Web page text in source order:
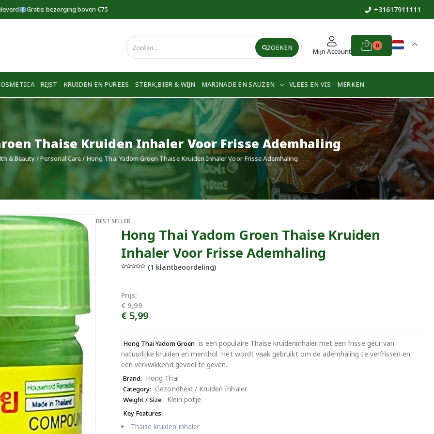
Gratis bezorging boven €75 +31617911111
ZOEKEN Mijn Account
0
RIJST KRUIDEN EN PUREES STERK,BIER & WIJN MARINADE EN SAUZEN VLEES EN VIS MERKEN
Thaise Kruiden Inhaler Voor Frisse Ademhaling
& Beauty/Personal Care/ Hong Thai Yadom Groen Thaise Kruiden Inhaler Voor Frisse Ademhaling
BEST SELLER
Hong Thai Yadom Groen Thaise Kruiden
Inhaler Voor Frisse Ademhaling
d
e
er
d
1.
0
0
e
b
a
s
er
d
p
kl
a
n
w
d
er
g
(1 klantbeoordeling)
Prijs:
€9,99
Oorspronkelijke
€ 9,99.
€5,99Huidige
€ 5,99.
Hong Thai Yadom Groen is een populaire Thaise kruideninhaler met een frisse geur van
natuurlijke kruiden en menthol. Het wordt vaak gebruikt om de ademhaling te verfrissen en
een verkwikkend gevoel te geven.
Brand: Hong Thai
Category: Gezondheid / Kruiden Inhaler
Weight / Size: Klein potje
Key Features:
Thaise kruiden inhaler